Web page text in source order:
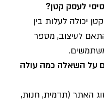
לעסק קטן?
יכולה לעלות בין
ש"ח, בהתאם לעיצוב, מספר
על השאלה כמה עולה
האתר (תדמית, חנות,